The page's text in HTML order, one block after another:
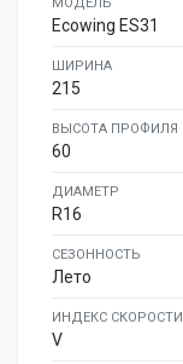
Ecowing ES31
ШИРИНА
215
ВЫСОТА ПРОФИЛЯ
60
ДИАМЕТР
R16
СЕЗОННОСТЬ
Лето
ИНДЕКС СКОРОСТИ
V